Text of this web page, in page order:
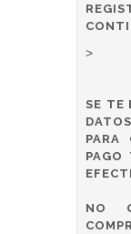
>
SE TE
PARA
PAGO
NO